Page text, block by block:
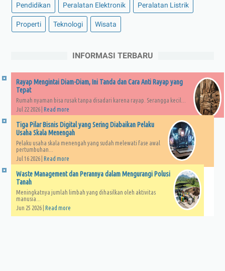
Pendidikan Peralatan Elektronik Peralatan Listrik
Properti Teknologi Wisata
INFORMASI TERBARU
Rayap Mengintai Diam-Diam, Ini Tanda dan Cara Anti Rayap yang
Tepat
Rumah nyaman bisa rusak tanpa disadari karena rayap. Serangga kecil...
Jul 22 2026 | Read more
Tiga Pilar Bisnis Digital yang Sering Diabaikan Pelaku
Usaha Skala Menengah
Pelaku usaha skala menengah yang sudah melewati fase awal
pertumbuhan...
Jul 16 2026 | Read more
Waste Management dan Perannya dalam Mengurangi Polusi
Tanah
Meningkatnya jumlah limbah yang dihasilkan oleh aktivitas
manusia...
Jun 25 2026 | Read more